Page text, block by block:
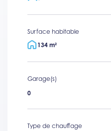
Surface habitable
134 m²
Garage(s)
0
Type de chauffage